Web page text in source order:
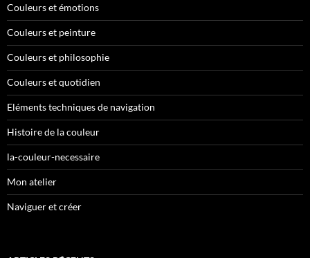
Couleurs et émotions
Couleurs et peinture
Couleurs et philosophie
Couleurs et quotidien
Eléments techniques de navigation
Histoire de la couleur
la-couleur-necessaire
Mon atelier
Naviguer et créer